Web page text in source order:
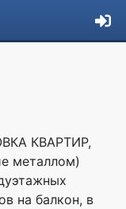
КВАРТИР,
металлом)
на балкон, в